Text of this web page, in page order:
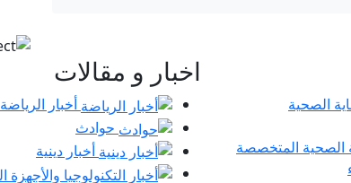
الصحية المتخصصة
اخبار و مقالات
أخبار الرياضة
حوادث
أخبار دينية